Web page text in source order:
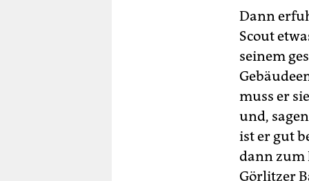
Dann
Scout
seinem
muss er
und,
ist er gut
dann zum
Görlitzer